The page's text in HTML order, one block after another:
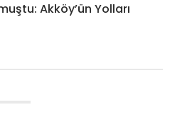
Akköy’ün Yolları